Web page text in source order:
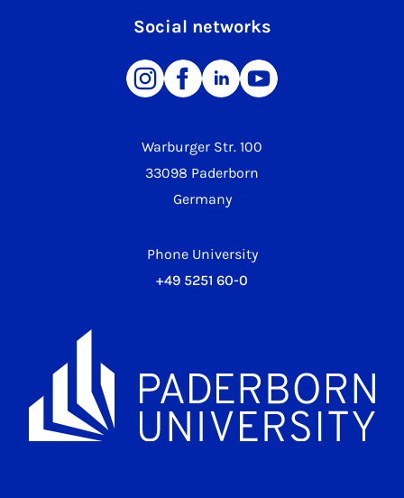
Warburger Str. 100
33098 Paderborn
Germany
Phone University
+49 5251 60-0
Social networks